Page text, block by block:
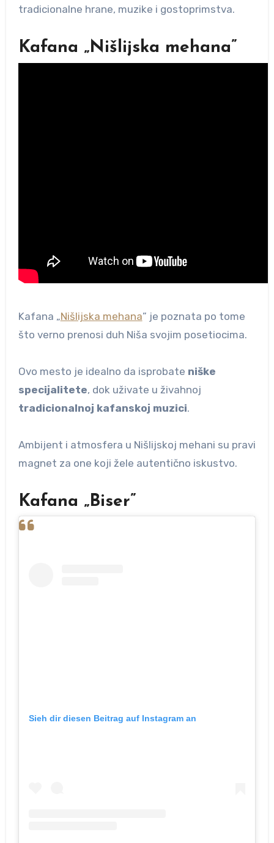
tradicionalne hrane, muzike i gostoprimstva.
Kafana „Nišlijska mehana”
Kafana „Nišlijska mehana” je poznata po tome
što verno prenosi duh Niša svojim posetiocima.
Ovo mesto je idealno da isprobate niške
specijalitete, dok uživate u živahnoj
tradicionalnoj kafanskoj muzici.
Ambijent i atmosfera u Nišlijskoj mehani su pravi
magnet za one koji žele autentično iskustvo.
Kafana „Biser”
Sieh dir diesen Beitrag auf Instagram an